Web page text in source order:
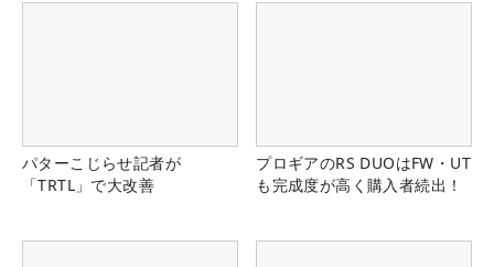
パターこじらせ記者が
「TRTL」で大改善
プロギアのRS DUOはFW・UT
も完成度が高く購入者続出！